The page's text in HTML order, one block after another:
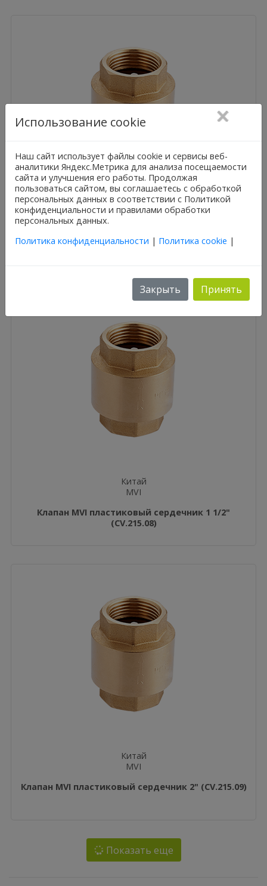
Китай
Клапан MVI пластиковый сердечник 1 1/4"
(CV.215.07)
Китай
MVI
Клапан MVI пластиковый сердечник 1 1/2"
(CV.215.08)
Китай
MVI
Клапан MVI пластиковый сердечник 2" (CV.215.09)
Показать еще
Использование cookie
Наш сайт использует файлы cookie и сервисы веб-
аналитики Яндекс.Метрика для анализа посещаемости
сайта и улучшения его работы. Продолжая
пользоваться сайтом, вы соглашаетесь с обработкой
персональных данных в соответствии с Политикой
конфиденциальности и правилами обработки
персональных данных.
Политика конфиденциальности | Политика cookie |
Закрыть Принять